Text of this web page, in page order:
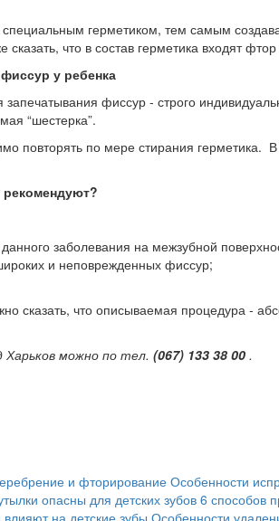
герметиком, тем самым
что в состав герметика входят
у ребенка
фиссур - строго
“шестерка”.
повторять по мере стирания герметика.
заболевания на межзубной
и неповрежденных фиссур;
сказать, что описываемая процедура -
можно по тел. (067) 133 38 00 .
и фторирование Особенности
опасны для детских зубов 6 способов
на детские зубы Особенности